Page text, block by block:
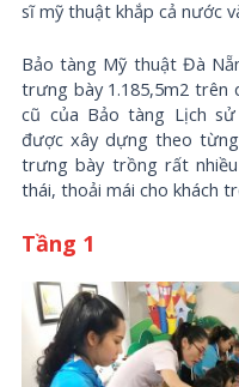
sĩ mỹ thuật khắp cả nước
Bảo tàng Mỹ thuật Đà
trưng bày 1.185,5m2 trên
cũ của Bảo tàng Lịch
được xây dựng theo
trưng bày trồng rất
thái, thoải mái cho khách
Tầng 1